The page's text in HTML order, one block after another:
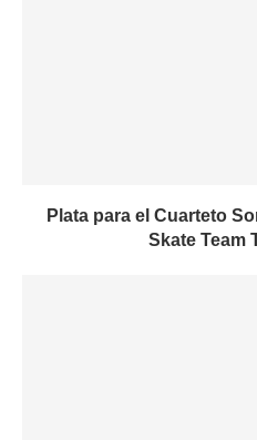
Plata para el Cuarteto
Skate Team